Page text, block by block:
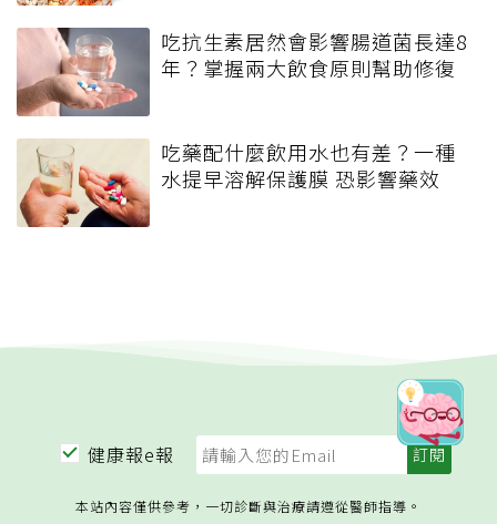
吃抗生素居然會影響腸道菌長達8
年？掌握兩大飲食原則幫助修復
吃藥配什麼飲用水也有差？一種
水提早溶解保護膜 恐影響藥效
健康報e報
本站內容僅供參考，一切診斷與治療請遵從醫師指導。